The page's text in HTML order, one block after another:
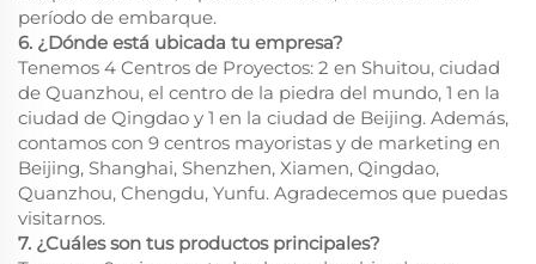
período de embarque.
6. ¿Dónde está ubicada tu empresa?
Tenemos 4 Centros de Proyectos: 2 en Shuitou, ciudad
de Quanzhou, el centro de la piedra del mundo, 1 en la
ciudad de Qingdao y 1 en la ciudad de Beijing. Además,
contamos con 9 centros mayoristas y de marketing en
Beijing, Shanghai, Shenzhen, Xiamen, Qingdao,
Quanzhou, Chengdu, Yunfu. Agradecemos que puedas
visitarnos.
7. ¿Cuáles son tus productos principales?